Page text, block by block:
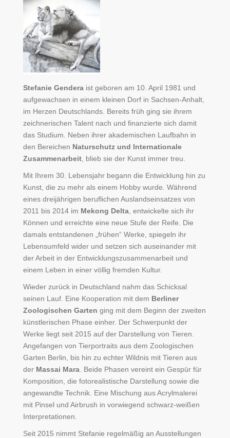
Stefanie Gendera ist geboren am 10. April 1981 und
aufgewachsen in einem kleinen Dorf in Sachsen-Anhalt,
im Herzen Deutschlands. Bereits früh ging sie ihrem
zeichnerischen Talent nach und finanzierte sich damit
das Studium. Neben ihrer akademischen Laufbahn in
den Bereichen Naturschutz und Internationale
Zusammenarbeit , blieb sie der Kunst immer treu.
Mit Ihrem 30. Lebensjahr begann die Entwicklung hin zu
Kunst, die zu mehr als einem Hobby wurde. Während
eines dreijährigen beruflichen Auslandseinsatzes von
2011 bis 2014 im Mekong Delta , entwickelte sich ihr
Können und erreichte eine neue Stufe der Reife. Die
damals entstandenen „frühen“ Werke, spiegeln ihr
Lebensumfeld wider und setzen sich auseinander mit
der Arbeit in der Entwicklungszusammenarbeit und
einem Leben in einer völlig fremden Kultur.
Wieder zurück in Deutschland nahm das Schicksal
seinen Lauf. Eine Kooperation mit dem Berliner
Zoologischen Garten ging mit dem Beginn der zweiten
künstlerischen Phase einher. Der Schwerpunkt der
Werke liegt seit 2015 auf der Darstellung von Tieren.
Angefangen von Tierportraits aus dem Zoologischen
Garten Berlin, bis hin zu echter Wildnis mit Tieren aus
der Massai Mara . Beide Phasen vereint ein Gespür für
Komposition, die fotorealistische Darstellung sowie die
angewandte Technik. Eine Mischung aus Acrylmalerei
mit Pinsel und Airbrush in vorwiegend schwarz-weißen
Interpretationen.
Seit 2015 nimmt Stefanie regelmäßig an Ausstellungen